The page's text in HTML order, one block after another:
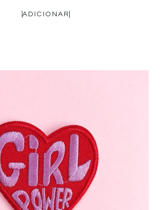
ADICIONAR